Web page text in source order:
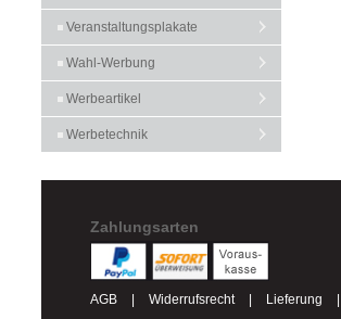
Veranstaltungsplakate
Wahl-Werbung
Werbeartikel
Werbetechnik
Zahlungsarten
AGB Widerrufsrecht Lieferung